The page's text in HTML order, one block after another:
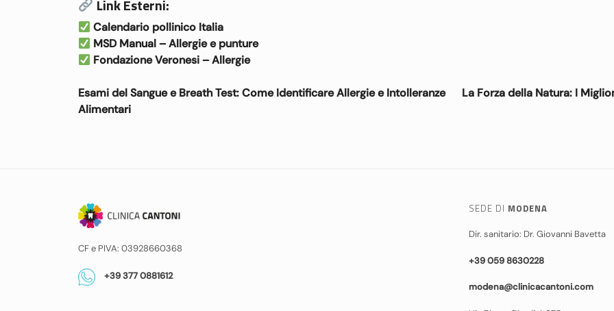
Link Esterni:
Calendario pollinico Italia
MSD Manual – Allergie e punture
Fondazione Veronesi – Allergie
Navigazione
articoli
Esami del Sangue e Breath Test: Come Identificare Allergie e Intolleranze
Alimentari
La Forza della Natura: I
CF e PIVA: 03928660368
+39 377 0881612
SEDE DI MODENA
Dir. sanitario: Dr. Giovanni Bavetta
+39 059 8630228
modena@clinicacantoni.com